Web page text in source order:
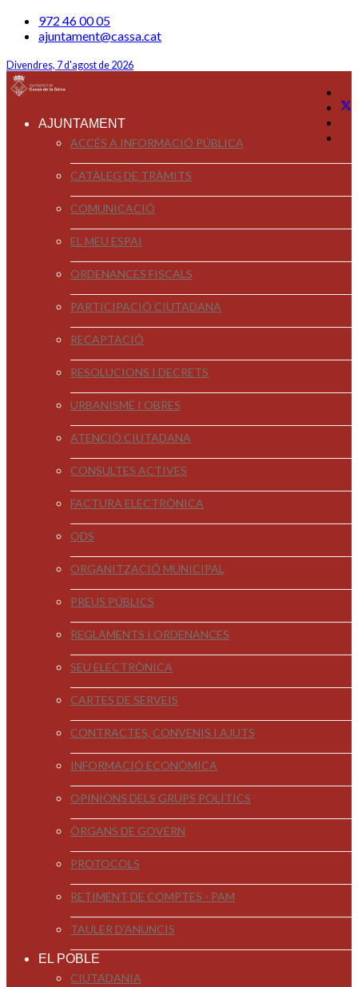
972 46 00 05
ajuntament@cassa.cat
Divendres, 7 d'agost de 2026
AJUNTAMENT
ACCÉS A INFORMACIÓ PÚBLICA
CATÀLEG DE TRÀMITS
COMUNICACIÓ
EL MEU ESPAI
ORDENANCES FISCALS
PARTICIPACIÓ CIUTADANA
RECAPTACIÓ
RESOLUCIONS I DECRETS
URBANISME I OBRES
ATENCIÓ CIUTADANA
CONSULTES ACTIVES
FACTURA ELECTRÒNICA
ODS
ORGANITZACIÓ MUNICIPAL
PREUS PÚBLICS
REGLAMENTS I ORDENANCES
SEU ELECTRÒNICA
CARTES DE SERVEIS
CONTRACTES, CONVENIS I AJUTS
INFORMACIÓ ECONÒMICA
OPINIONS DELS GRUPS POLÍTICS
ÒRGANS DE GOVERN
PROTOCOLS
RETIMENT DE COMPTES - PAM
TAULER D'ANUNCIS
EL POBLE
CIUTADANIA